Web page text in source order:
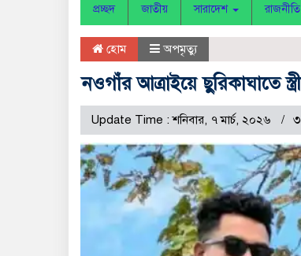
প্রচ্ছদ জাতীয় সারাদেশ রাজনীতি
হোম অপমৃত্যু
নওগাঁর আত্রাইয়ে ছুরিকাঘাতে
Update Time : শনিবার, ৭ মার্চ, ২০২৬